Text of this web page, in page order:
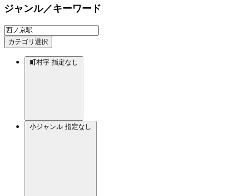
ジャンル／キーワード
カテゴリ選択
町村字 指定なし
小ジャンル 指定なし